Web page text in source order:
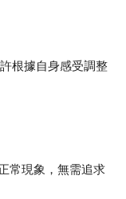
根據自身感受調整
常現象，無需追求